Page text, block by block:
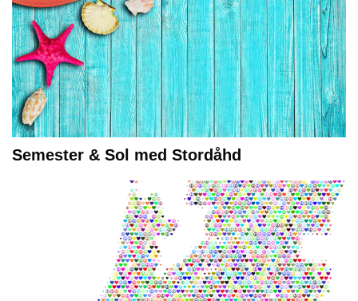
Semester & Sol med Stordåhd